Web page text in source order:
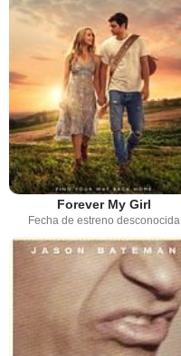
Forever My Girl
Fecha de estreno desconocida